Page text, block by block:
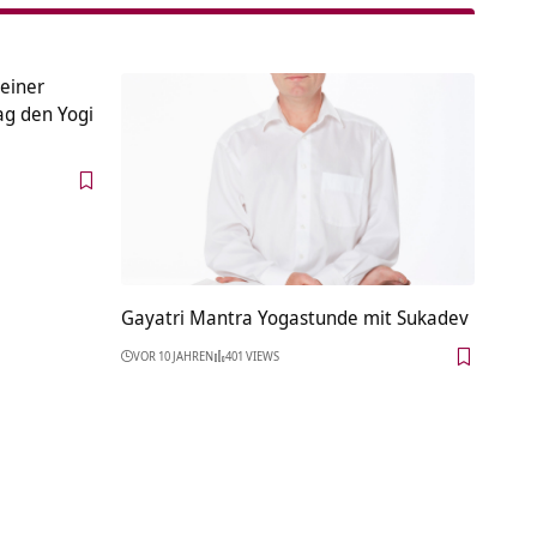
den Yogi
Gayatri Mantra Yogastunde mit Sukadev
VOR 10 JAHREN 401 VIEWS